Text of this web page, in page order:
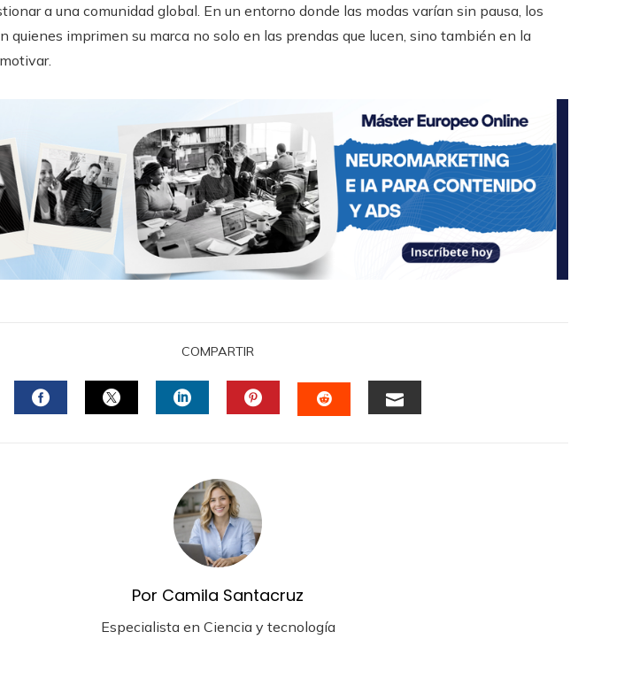
a una comunidad global. En un entorno donde las modas varían sin pausa, los
quienes imprimen su marca no solo en las prendas que lucen, sino también en la
COMPARTIR
Por Camila Santacruz
Especialista en Ciencia y tecnología